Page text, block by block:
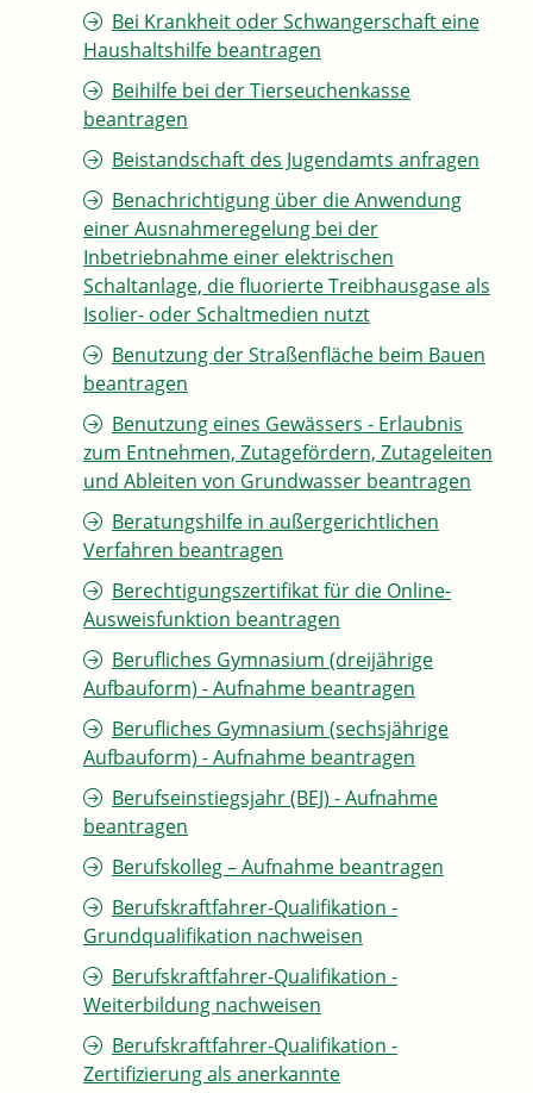
Bei Krankheit oder Schwangerschaft eine
Haushaltshilfe beantragen
Beihilfe bei der Tierseuchenkasse
beantragen
Beistandschaft des Jugendamts anfragen
Benachrichtigung über die Anwendung
einer Ausnahmeregelung bei der
Inbetriebnahme einer elektrischen
Schaltanlage, die fluorierte Treibhausgase als
Isolier- oder Schaltmedien nutzt
Benutzung der Straßenfläche beim Bauen
beantragen
Benutzung eines Gewässers - Erlaubnis
zum Entnehmen, Zutagefördern, Zutageleiten
und Ableiten von Grundwasser beantragen
Beratungshilfe in außergerichtlichen
Verfahren beantragen
Berechtigungszertifikat für die Online-
Ausweisfunktion beantragen
Berufliches Gymnasium (dreijährige
Aufbauform) - Aufnahme beantragen
Berufliches Gymnasium (sechsjährige
Aufbauform) - Aufnahme beantragen
Berufseinstiegsjahr (BEJ) - Aufnahme
beantragen
Berufskolleg – Aufnahme beantragen
Berufskraftfahrer-Qualifikation -
Grundqualifikation nachweisen
Berufskraftfahrer-Qualifikation -
Weiterbildung nachweisen
Berufskraftfahrer-Qualifikation -
Zertifizierung als anerkannte